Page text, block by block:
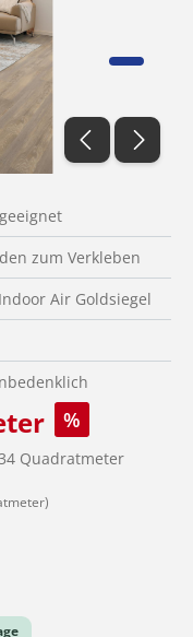
zum Verkleben
Air Goldsiegel
%
Quadratmeter
5 Sternen